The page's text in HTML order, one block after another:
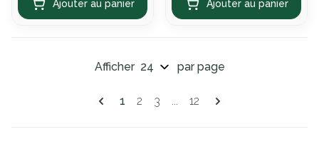
Ajouter au panier Ajouter au panier
Pages
Vous lisez actuellement la page
1 Page
2 Page
3 ... Page
12
Afficher par page